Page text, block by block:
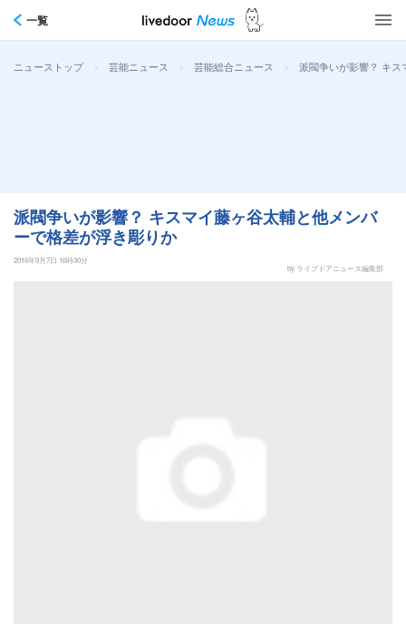
一覧
ニューストップ > 芸能ニュース > 芸能総合ニュース > 派閥争いが影響？ キス
派閥争いが影響？ キスマイ藤ヶ谷太輔と他メンバ
ーで格差が浮き彫りか
2016年9月7日 16時30分
by ライブドアニュース編集部